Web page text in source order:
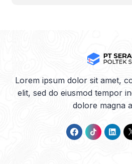
Lorem ipsum dolor sit amet,
elit, sed do eiusmod tempor
dolore magna